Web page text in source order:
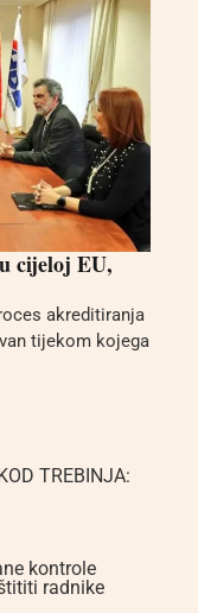
cijeloj EU,
akreditiranja
tijekom kojega
TREBINJA:
kontrole
radnike